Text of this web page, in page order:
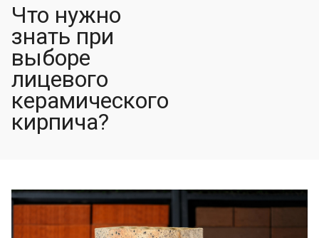
Что нужно
знать при
выборе
лицевого
керамического
кирпича?